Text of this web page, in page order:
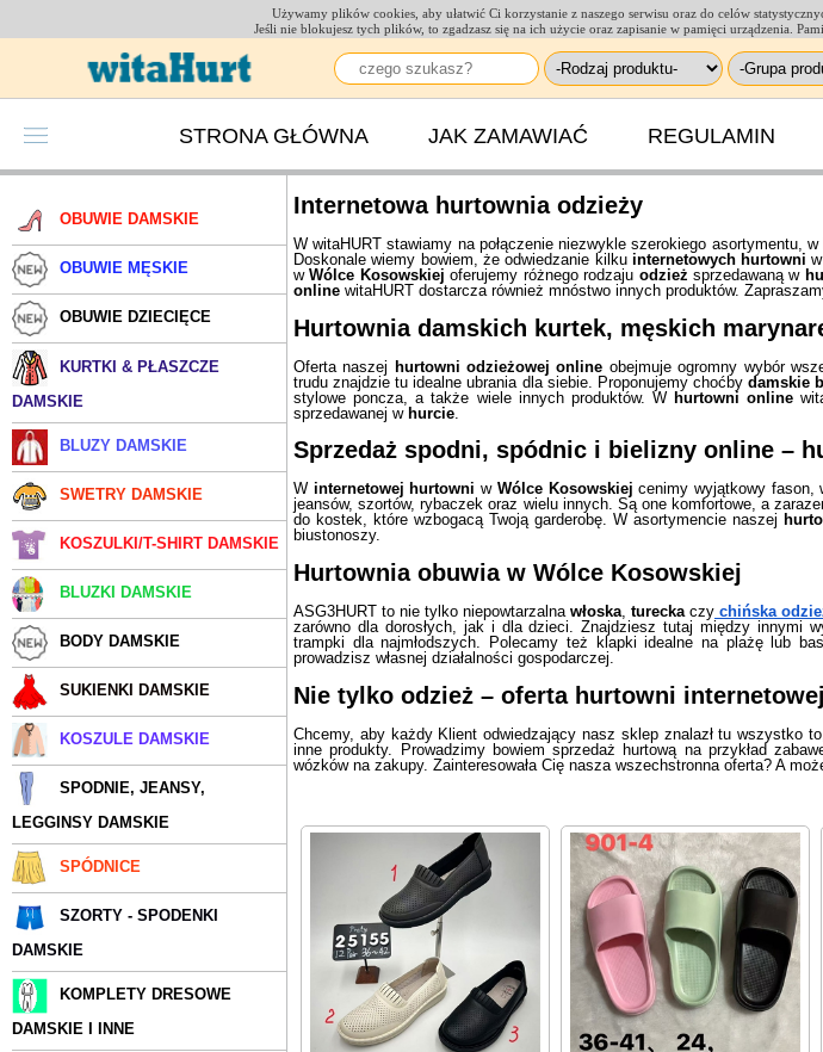
Używamy plików cookies, aby ułatwić Ci korzystanie z naszego serwisu oraz do celów
Jeśli nie blokujesz tych plików, to zgadzasz się na ich użycie oraz zapisanie w pamięci urządzenia.
STRONA GŁÓWNA JAK ZAMAWIAĆ REGULAMIN
OBUWIE DAMSKIE
OBUWIE MĘSKIE
OBUWIE DZIECIĘCE
KURTKI & PŁASZCZE
DAMSKIE
BLUZY DAMSKIE
SWETRY DAMSKIE
KOSZULKI/T-SHIRT DAMSKIE
BLUZKI DAMSKIE
BODY DAMSKIE
SUKIENKI DAMSKIE
KOSZULE DAMSKIE
SPODNIE, JEANSY,
LEGGINSY DAMSKIE
SPÓDNICE
SZORTY - SPODENKI
DAMSKIE
KOMPLETY DRESOWE
DAMSKIE I INNE
Internetowa hurtownia odzieży
W witaHURT stawiamy na połączenie niezwykle szerokiego
Doskonale wiemy bowiem, że odwiedzanie kilkuinternetowych hurtowni
wWólce Kosowskiejoferujemy różnego rodzaju odzież sprzedawaną w
online witaHURT dostarcza również mnóstwo innych produktów.
Hurtownia damskich kurtek, męskich
Oferta naszej hurtowni odzieżowej online obejmuje ogromny wybór
trudu znajdzie tu idealne ubrania dla siebie. Proponujemy choćbydamskie
stylowe poncza, a także wiele innych produktów. Whurtowni online
sprzedawanej w hurcie
Sprzedaż spodni, spódnic i bielizny online –
W internetowej hurtowniw Wólce Kosowskiejcenimy wyjątkowy fason,
jeansów, szortów, rybaczek oraz wielu innych. Są one komfortowe, a
do kostek, które wzbogacą Twoją garderobę. W asortymencie naszej
biustonoszy.
Hurtownia obuwia w Wólce Kosowskiej
ASG3HURT to nie tylko niepowtarzalna włoska, turecka czy chińska
zarówno dla dorosłych, jak i dla dzieci. Znajdziesz tutaj między innymi
trampki dla najmłodszych. Polecamy też klapki idealne na plażę lub
prowadzisz własnej działalności gospodarczej.
Nie tylko odzież – oferta hurtowni internetowej
Chcemy, aby każdy Klient odwiedzający nasz sklep znalazł tu wszystko
inne produkty. Prowadzimy bowiem sprzedaż hurtową na przykład
wózków na zakupy. Zainteresowała Cię nasza wszechstronna oferta? A